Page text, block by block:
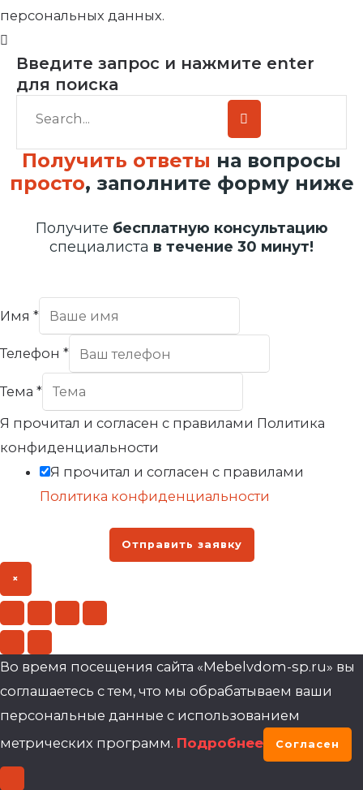
персональных данных.
Введите запрос и нажмите enter
для поиска
Получить ответы на вопросы
просто, заполните форму ниже
Получите бесплатную консультацию
специалиста в течение 30 минут!
Имя *
Телефон *
Тема *
Я прочитал и согласен с правилами Политика
конфиденциальности
Я прочитал и согласен с правилами
Политика конфиденциальности
Отправить заявку
×
Во время посещения сайта «Mebelvdom-sp.ru» вы
соглашаетесь с тем, что мы обрабатываем ваши
персональные данные с использованием
метрических программ. Подробнее Согласен